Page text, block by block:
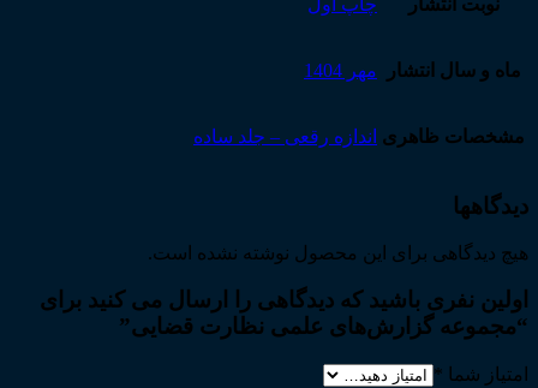
ماه و سال انتشار مهر 1404
مشخصات ظاهری اندازه رقعی – جلد ساده
دیدگاهها
هیچ دیدگاهی برای این محصول نوشته نشده است.
اولین نفری باشید که دیدگاهی را ارسال می کنید برای
“مجموعه گزارش‌های علمی نظارت قضایی”
امتیاز شما *